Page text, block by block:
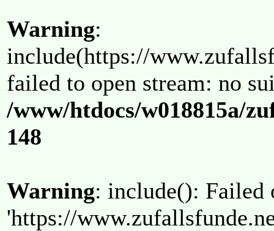
Warning:
include(https://
failed to open stream: no
/www/htdocs/w018815a/
148
Warning: include(): Failed
'https://